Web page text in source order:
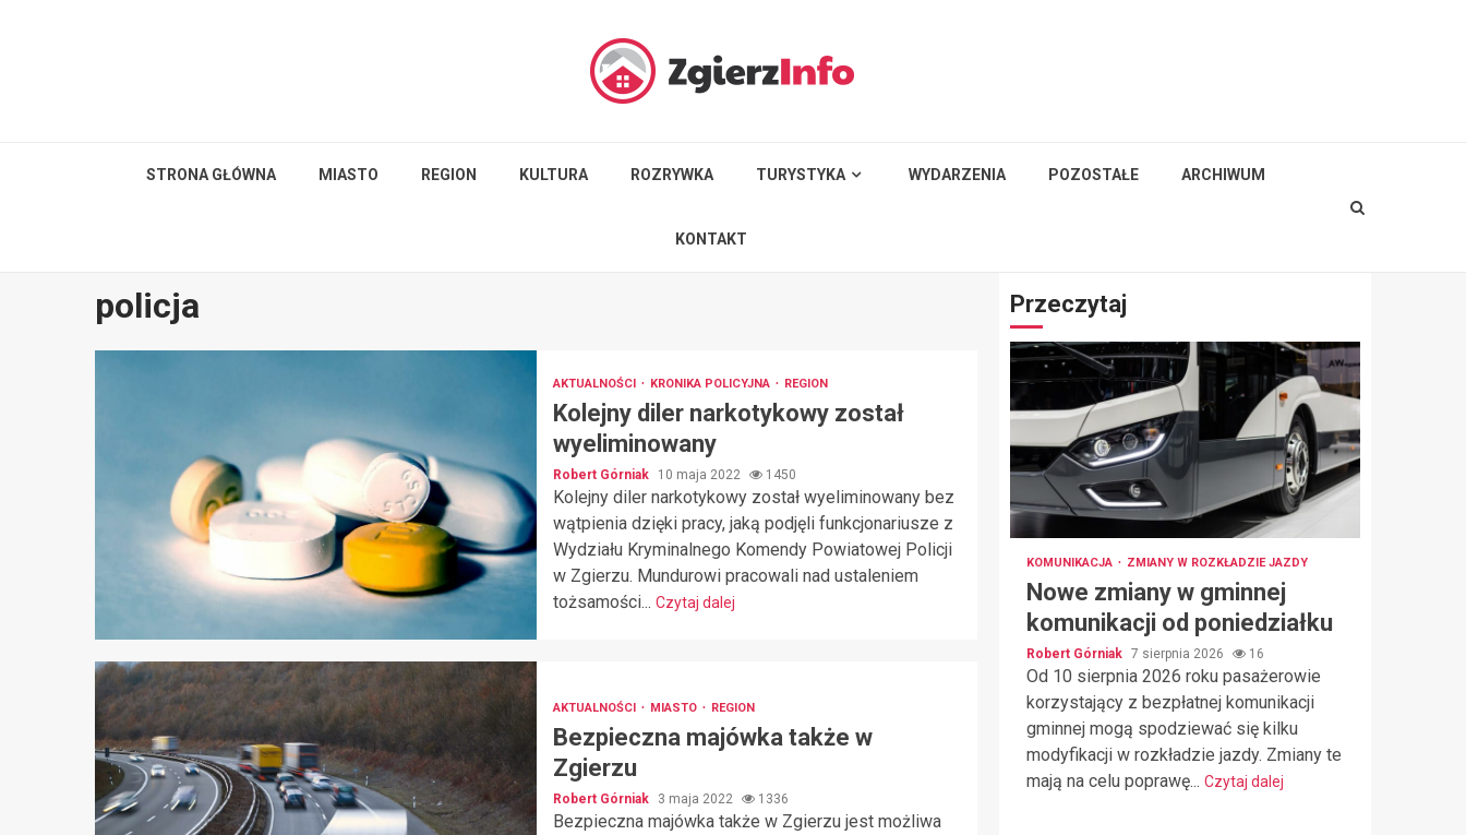
STRONA GŁÓWNA MIASTO REGION KULTURA ROZRYWKA TURYSTYKA WYDARZENIA POZOSTAŁE ARCHIWUM
KONTAKT
policja
AKTUALNOŚCI KRONIKA POLICYJNA REGION
Kolejny diler narkotykowy został
wyeliminowany
Robert Górniak 10 maja 2022 1450
Kolejny diler narkotykowy został wyeliminowany bez
wątpienia dzięki pracy, jaką podjęli funkcjonariusze z
Wydziału Kryminalnego Komendy Powiatowej Policji
w Zgierzu. Mundurowi pracowali nad ustaleniem
tożsamości... Czytaj dalej
AKTUALNOŚCI MIASTO REGION
Bezpieczna majówka także w
Zgierzu
Robert Górniak 3 maja 2022 1336
Bezpieczna majówka także w Zgierzu jest możliwa
Przeczytaj
KOMUNIKACJA ZMIANY W ROZKŁADZIE JAZDY
Nowe zmiany w gminnej
komunikacji od poniedziałku
Robert Górniak 7 sierpnia 2026 16
Od 10 sierpnia 2026 roku pasażerowie
korzystający z bezpłatnej komunikacji
gminnej mogą spodziewać się kilku
modyfikacji w rozkładzie jazdy. Zmiany te
mają na celu poprawę... Czytaj dalej